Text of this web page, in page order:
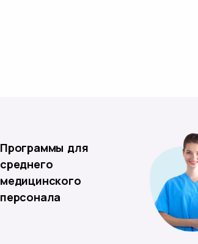
Программы для
среднего
медицинского
персонала